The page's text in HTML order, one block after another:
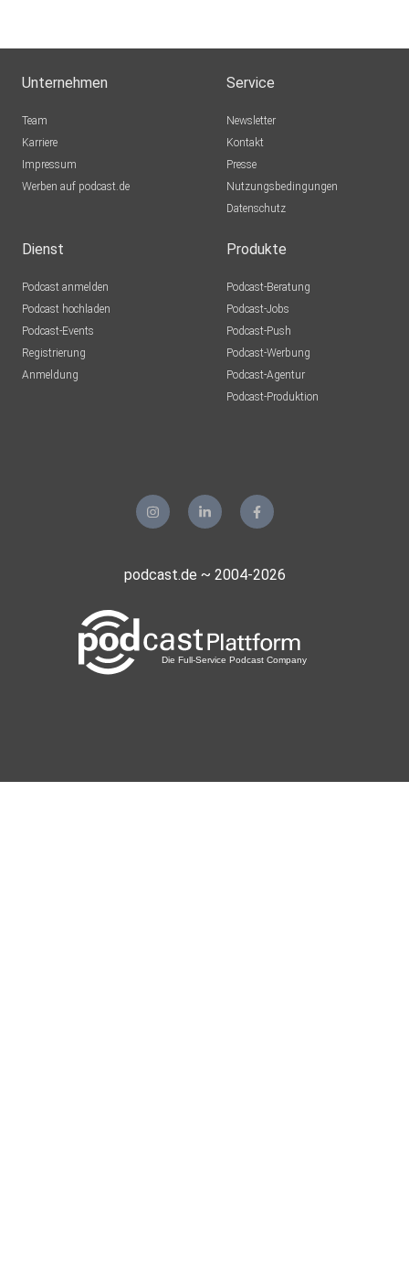
Unternehmen
Team
Karriere
Impressum
Werben auf podcast.de
Service
Newsletter
Kontakt
Presse
Nutzungsbedingungen
Datenschutz
Dienst
Podcast anmelden
Podcast hochladen
Podcast-Events
Registrierung
Anmeldung
Produkte
Podcast-Beratung
Podcast-Jobs
Podcast-Push
Podcast-Werbung
Podcast-Agentur
Podcast-Produktion
podcast.de ~ 2004-2026